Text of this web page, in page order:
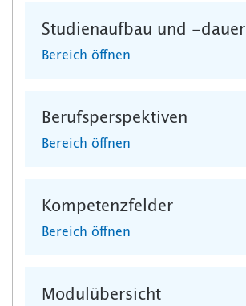
Studienaufbau und -dauer
Bereich öffnen
Berufsperspektiven
Bereich öffnen
Kompetenzfelder
Bereich öffnen
Modulübersicht